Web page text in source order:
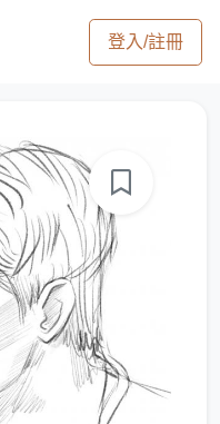
登入/註冊